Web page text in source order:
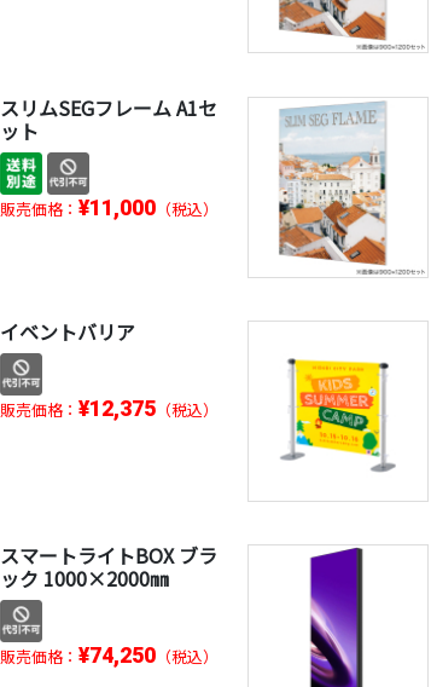
スリムSEGフレーム A1セ
ット
販売価格： ¥11,000 （税込）
イベントバリア
販売価格： ¥12,375 （税込）
スマートライトBOX ブラ
ック 1000×2000㎜
販売価格： ¥74,250 （税込）